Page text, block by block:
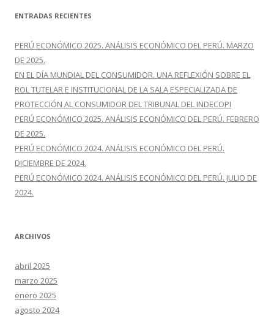
c
r
:
ENTRADAS RECIENTES
PERÚ ECONÓMICO 2025. ANÁLISIS ECONÓMICO DEL PERÚ. MARZO
DE 2025.
EN EL DÍA MUNDIAL DEL CONSUMIDOR. UNA REFLEXIÓN SOBRE EL
ROL TUTELAR E INSTITUCIONAL DE LA SALA ESPECIALIZADA DE
PROTECCIÓN AL CONSUMIDOR DEL TRIBUNAL DEL INDECOPI
PERÚ ECONÓMICO 2025. ANÁLISIS ECONÓMICO DEL PERÚ. FEBRERO
DE 2025.
PERÚ ECONÓMICO 2024. ANÁLISIS ECONÓMICO DEL PERÚ.
DICIEMBRE DE 2024.
PERÚ ECONÓMICO 2024. ANÁLISIS ECONÓMICO DEL PERÚ. JULIO DE
2024.
ARCHIVOS
abril 2025
marzo 2025
enero 2025
agosto 2024